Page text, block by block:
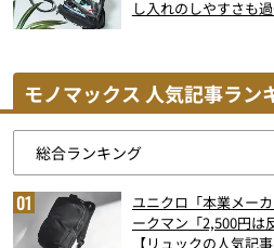
し入れのしやすさも
モノマックス 人気記事ラン
ユニクロ「本業メー
ークマン「2,500円
【リュックの人気記